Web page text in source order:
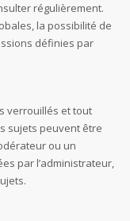
régulièrement.
la possibilité de
définies par
verrouillés et tout
sujets peuvent être
ou un
par l’administrateur,